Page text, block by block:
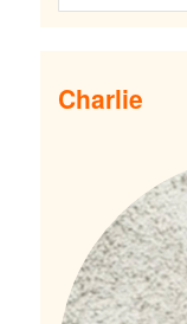
Charlie